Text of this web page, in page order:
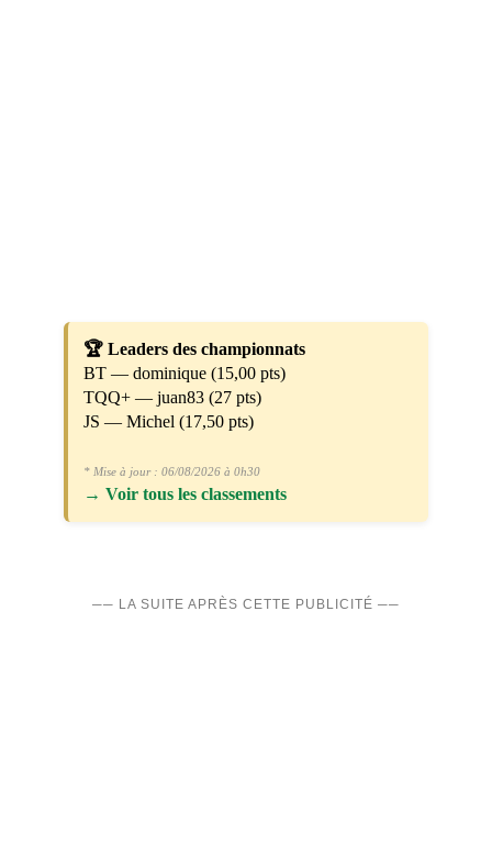
🏆 Leaders des championnats
BT — dominique (15,00 pts)
TQQ+ — juan83 (27 pts)
JS — Michel (17,50 pts)
* Mise à jour : 06/08/2026 à 0h30
→ Voir tous les classements
── LA SUITE APRÈS CETTE PUBLICITÉ ──